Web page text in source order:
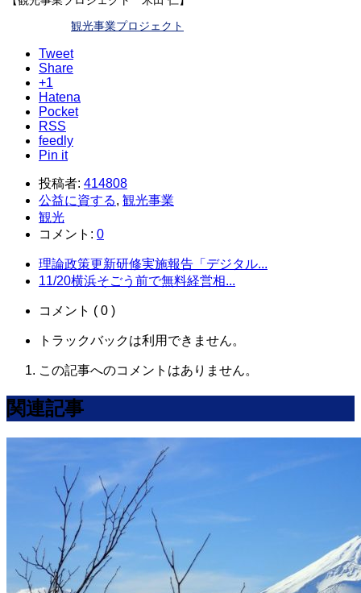
観光事業プロジェクト
Tweet
Share
+1
Hatena
Pocket
RSS
feedly
Pin it
投稿者: 414808
公益に資する, 観光事業
観光
コメント: 0
理論政策更新研修実施報告「デジタル...
11/20横浜そごう前で無料経営相...
コメント ( 0 )
トラックバックは利用できません。
この記事へのコメントはありません。
関連記事